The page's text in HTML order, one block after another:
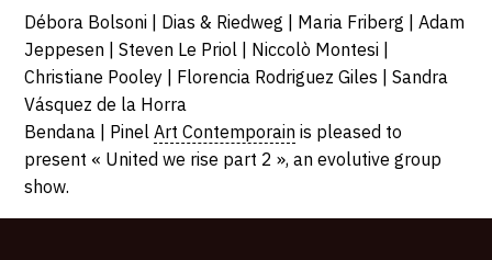
-
VENDREDI
31
2020
rue
du
Perche,
75003
Paris
Description,
horaires...
Débora Bolsoni | Dias & Riedweg | Maria Friberg | Adam
Jeppesen | Steven Le Priol | Niccolò Montesi |
Christiane Pooley | Florencia Rodriguez Giles | Sandra
Vásquez de la Horra
Bendana | PinelArt Contemporain is pleased to
present « United we rise part 2 », an evolutive group
show.